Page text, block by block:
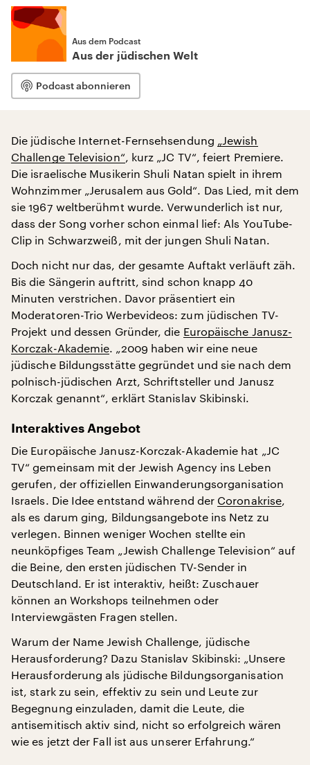
Aus dem Podcast
Aus der jüdischen Welt
Podcast abonnieren
Die jüdische Internet-Fernsehsendung „Jewish
Challenge Television“, kurz „JC TV“, feiert Premiere.
Die israelische Musikerin Shuli Natan spielt in ihrem
Wohnzimmer „Jerusalem aus Gold“. Das Lied, mit dem
sie 1967 weltberühmt wurde. Verwunderlich ist nur,
dass der Song vorher schon einmal lief: Als YouTube-
Clip in Schwarzweiß, mit der jungen Shuli Natan.
Doch nicht nur das, der gesamte Auftakt verläuft zäh.
Bis die Sängerin auftritt, sind schon knapp 40
Minuten verstrichen. Davor präsentiert ein
Moderatoren-Trio Werbevideos: zum jüdischen TV-
Projekt und dessen Gründer, die Europäische Janusz-
Korczak-Akademie. „2009 haben wir eine neue
jüdische Bildungsstätte gegründet und sie nach dem
polnisch-jüdischen Arzt, Schriftsteller und Janusz
Korczak genannt“, erklärt Stanislav Skibinski.
Interaktives Angebot
Die Europäische Janusz-Korczak-Akademie hat „JC
TV“ gemeinsam mit der Jewish Agency ins Leben
gerufen, der offiziellen Einwanderungsorganisation
Israels. Die Idee entstand während der Coronakrise,
als es darum ging, Bildungsangebote ins Netz zu
verlegen. Binnen weniger Wochen stellte ein
neunköpfiges Team „Jewish Challenge Television“ auf
die Beine, den ersten jüdischen TV-Sender in
Deutschland. Er ist interaktiv, heißt: Zuschauer
können an Workshops teilnehmen oder
Interviewgästen Fragen stellen.
Warum der Name Jewish Challenge, jüdische
Herausforderung? Dazu Stanislav Skibinski: „Unsere
Herausforderung als jüdische Bildungsorganisation
ist, stark zu sein, effektiv zu sein und Leute zur
Begegnung einzuladen, damit die Leute, die
antisemitisch aktiv sind, nicht so erfolgreich wären
wie es jetzt der Fall ist aus unserer Erfahrung.“